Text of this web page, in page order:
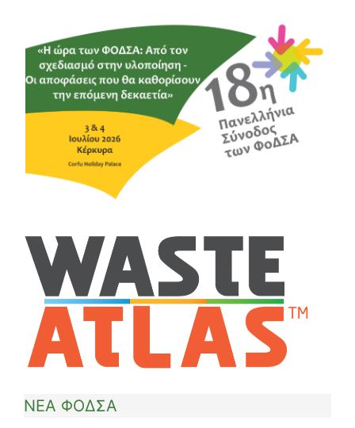
ΝΕΑ ΦΟΔΣΑ